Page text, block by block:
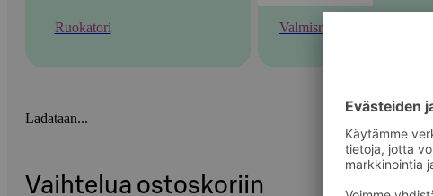
Ruokatori Valmisruoka
Ladataan...
Vaihtelua ostoskoriin